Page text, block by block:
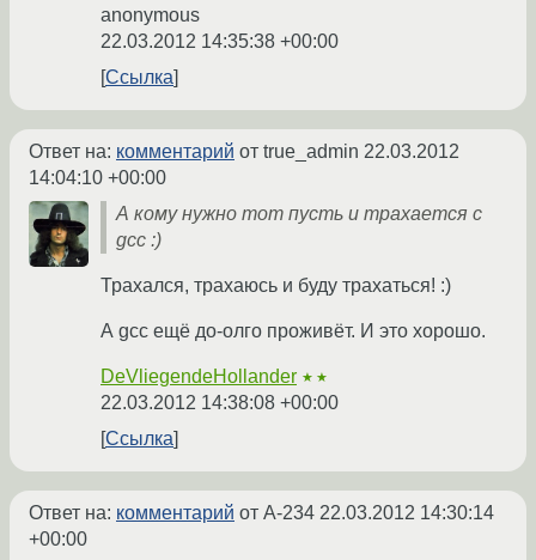
anonymous
22.03.2012 14:35:38 +00:00
Ссылка
Ответ на: комментарий от true_admin 22.03.2012
14:04:10 +00:00
А кому нужно тот пусть и трахается с
gcc :)
Трахался, трахаюсь и буду трахаться! :)
А gcc ещё до-олго проживёт. И это хорошо.
DeVliegendeHollander ★★
22.03.2012 14:38:08 +00:00
Ссылка
Ответ на: комментарий от A-234 22.03.2012 14:30:14
+00:00